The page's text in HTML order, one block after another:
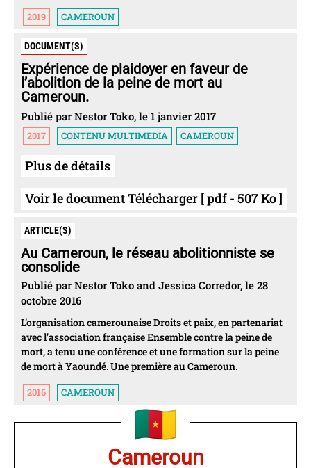
2019 CAMEROUN
DOCUMENT(S)
Expérience de plaidoyer en faveur de
l’abolition de la peine de mort au
Cameroun.
Publié par Nestor Toko, le 1 janvier 2017
2017 CONTENU MULTIMEDIA CAMEROUN
Plus de détails
Voir le document Télécharger [ pdf - 507 Ko ]
ARTICLE(S)
Au Cameroun, le réseau abolitionniste se
consolide
Publié par Nestor Toko and Jessica Corredor, le 28
octobre 2016
L’organisation camerounaise Droits et paix, en partenariat
avec l’association française Ensemble contre la peine de
mort, a tenu une conférence et une formation sur la peine
de mort à Yaoundé. Une première au Cameroun.
2016 CAMEROUN
Cameroun